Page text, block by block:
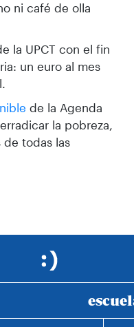
ni café de olla
la UPCT con el fin
un euro al mes
de la Agenda
la pobreza,
todas las